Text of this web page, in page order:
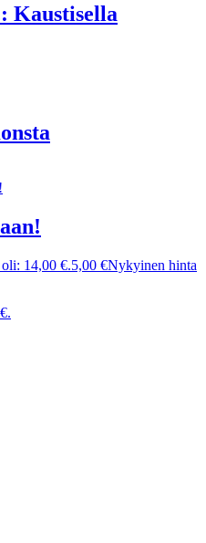
Kaustisella
14,00 €.5,00 €Nykyinen hinta
€.